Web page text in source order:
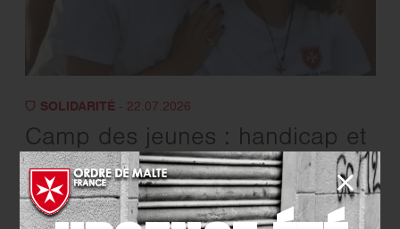
SOLIDARITÉ- 22.07.2026
Camp des jeunes : handicap et
fraternité
EN SAVOIR PLUS